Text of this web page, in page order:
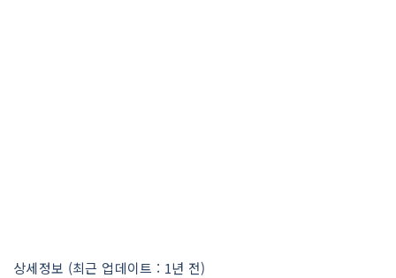
상세정보 (최근 업데이트 : 1년 전)